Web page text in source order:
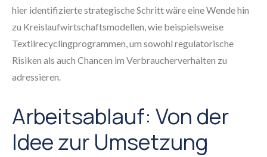
hier identifizierte strategische Schritt wäre eine Wende hin
zu Kreislaufwirtschaftsmodellen, wie beispielsweise
Textilrecyclingprogrammen, um sowohl regulatorische
Risiken als auch Chancen im Verbraucherverhalten zu
adressieren.
Arbeitsablauf: Von der
Idee zur Umsetzung